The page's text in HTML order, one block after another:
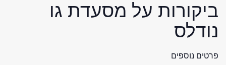
ביקורות על מסעדת גו
נודלס
פרטים נוספים